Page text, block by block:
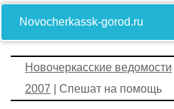
Novocherkassk-gorod.ru
Новочеркасские ведомости
2007 | Спешат на помощь